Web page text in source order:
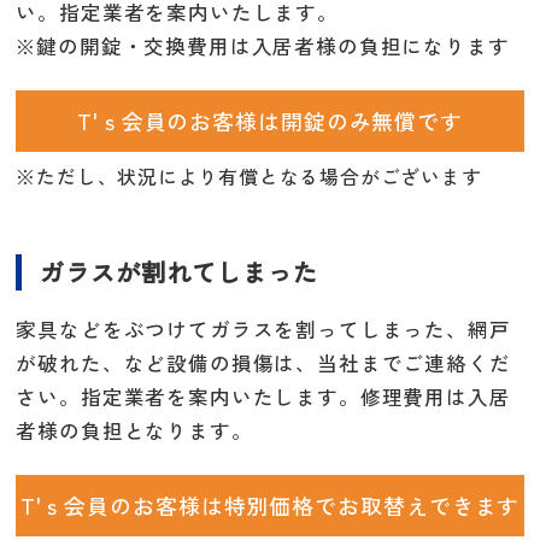
い。指定業者を案内いたします。
※鍵の開錠・交換費用は入居者様の負担になります
T'ｓ会員のお客様は開錠のみ無償です
※ただし、状況により有償となる場合がございます
ガラスが割れてしまった
家具などをぶつけてガラスを割ってしまった、網戸
が破れた、など設備の損傷は、当社までご連絡くだ
さい。指定業者を案内いたします。修理費用は入居
者様の負担となります。
T'ｓ会員のお客様は特別価格でお取替えできます